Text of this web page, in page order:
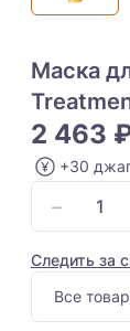
Маска
2 463
+30
−
Следить за
Все